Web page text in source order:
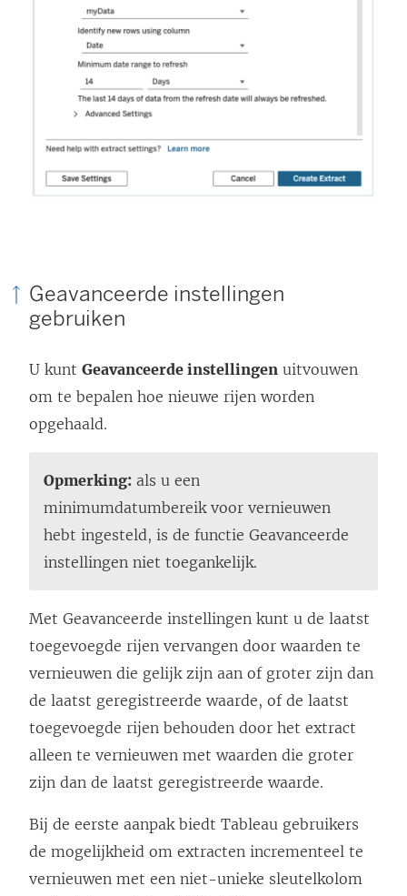
Geavanceerde instellingen
gebruiken
U kunt Geavanceerde instellingen uitvouwen
om te bepalen hoe nieuwe rijen worden
opgehaald.
Opmerking: als u een
minimumdatumbereik voor vernieuwen
hebt ingesteld, is de functie Geavanceerde
instellingen niet toegankelijk.
Met Geavanceerde instellingen kunt u de laatst
toegevoegde rijen vervangen door waarden te
vernieuwen die gelijk zijn aan of groter zijn dan
de laatst geregistreerde waarde, of de laatst
toegevoegde rijen behouden door het extract
alleen te vernieuwen met waarden die groter
zijn dan de laatst geregistreerde waarde.
Bij de eerste aanpak biedt Tableau gebruikers
de mogelijkheid om extracten incrementeel te
vernieuwen met een niet-unieke sleutelkolom